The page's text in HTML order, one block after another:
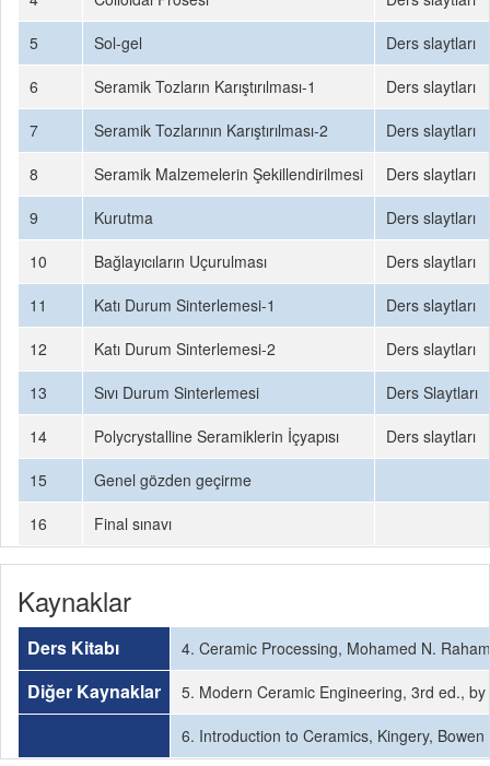
5
Sol-gel
Ders slaytları
6
Seramik Tozların Karıştırılması-1
Ders slaytları
7
Seramik Tozlarının Karıştırılması-2
Ders slaytları
8
Seramik Malzemelerin Şekillendirilmesi
Ders slaytları
9
Kurutma
Ders slaytları
10
Bağlayıcıların Uçurulması
Ders slaytları
11
Katı Durum Sinterlemesi-1
Ders slaytları
12
Katı Durum Sinterlemesi-2
Ders slaytları
13
Sıvı Durum Sinterlemesi
Ders Slaytları
14
Polycrystalline Seramiklerin İçyapısı
Ders slaytları
15
Genel gözden geçirme
16
Final sınavı
Kaynaklar
Ders Kitabı 4. Ceramic Processing, Mohamed N.
Diğer Kaynaklar
5. Modern Ceramic Engineering, 3rd ed.,
6. Introduction to Ceramics, Kingery,